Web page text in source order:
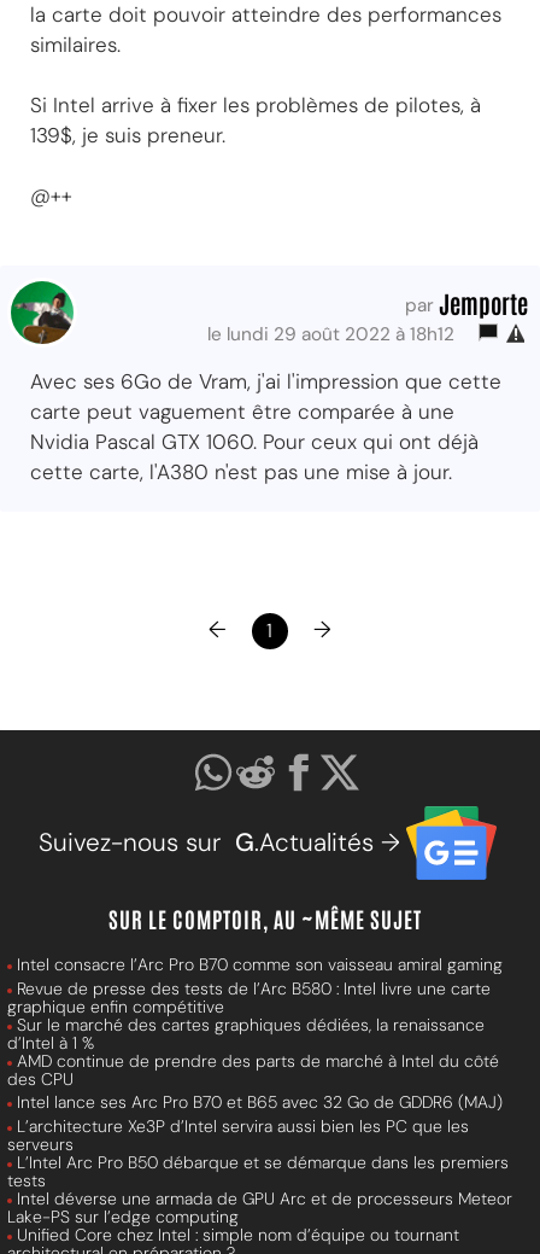
la carte doit pouvoir atteindre des performances
similaires.
Si Intel arrive à fixer les problèmes de pilotes, à
139$, je suis preneur.
@++
par Jemporte
le lundi 29 août 2022 à 18h12
Avec ses 6Go de Vram, j'ai l'impression que cette
carte peut vaguement être comparée à une
Nvidia Pascal GTX 1060. Pour ceux qui ont déjà
cette carte, l'A380 n'est pas une mise à jour.
← 1 →
Suivez-nous sur G.Actualités →
SUR LE COMPTOIR, AU ~MÊME SUJET
Intel consacre l’Arc Pro B70 comme son vaisseau amiral gaming
Revue de presse des tests de l’Arc B580 : Intel livre une carte
graphique enfin compétitive
Sur le marché des cartes graphiques dédiées, la renaissance
d’Intel à 1 %
AMD continue de prendre des parts de marché à Intel du côté
des CPU
Intel lance ses Arc Pro B70 et B65 avec 32 Go de GDDR6 (MAJ)
L’architecture Xe3P d’Intel servira aussi bien les PC que les
serveurs
L’Intel Arc Pro B50 débarque et se démarque dans les premiers
tests
Intel déverse une armada de GPU Arc et de processeurs Meteor
Lake-PS sur l’edge computing
Unified Core chez Intel : simple nom d’équipe ou tournant